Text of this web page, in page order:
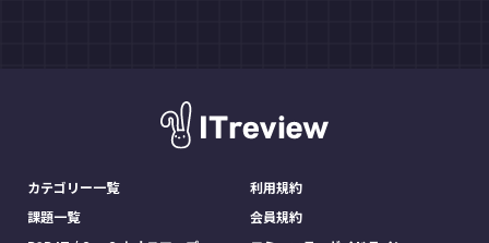
カテゴリー一覧
課題一覧
利用規約
会員規約